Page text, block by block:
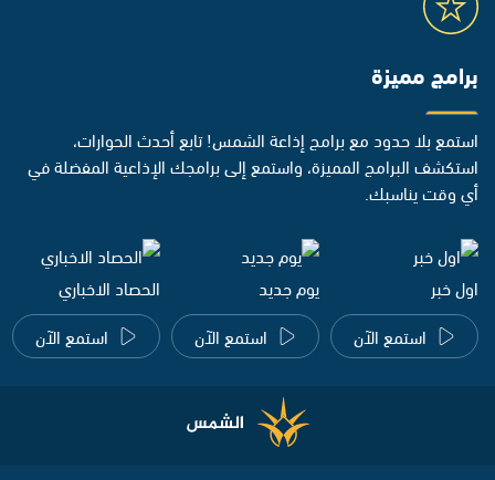
برامج مميزة
استمع بلا حدود مع برامج إذاعة الشمس! تابع أحدث الحوارات،
استكشف البرامج المميزة، واستمع إلى برامجك الإذاعية المفضلة في
أي وقت يناسبك.
اول خبر
استمع الآن
يوم جديد
استمع الآن
الحصاد الاخباري
استمع الآن